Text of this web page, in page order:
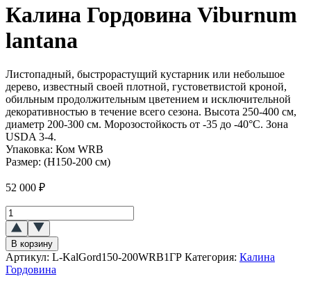
Калина Гордовина Viburnum
lantana
Листопадный, быстрорастущий кустарник или небольшое
дерево, известный своей плотной, густоветвистой кроной,
обильным продолжительным цветением и исключительной
декоративностью в течение всего сезона. Высота 250-400 см,
диаметр 200-300 см. Морозостойкость от -35 до -40°C. Зона
USDA 3-4.
Упаковка: Ком WRB
Размер: (H150-200 см)
52 000 ₽
Количество
товара
Калина
Гордовина
(Viburnum
lantana)
В корзину
Артикул: L-KalGord150-200WRB1ГР Категория: Калина
Гордовина